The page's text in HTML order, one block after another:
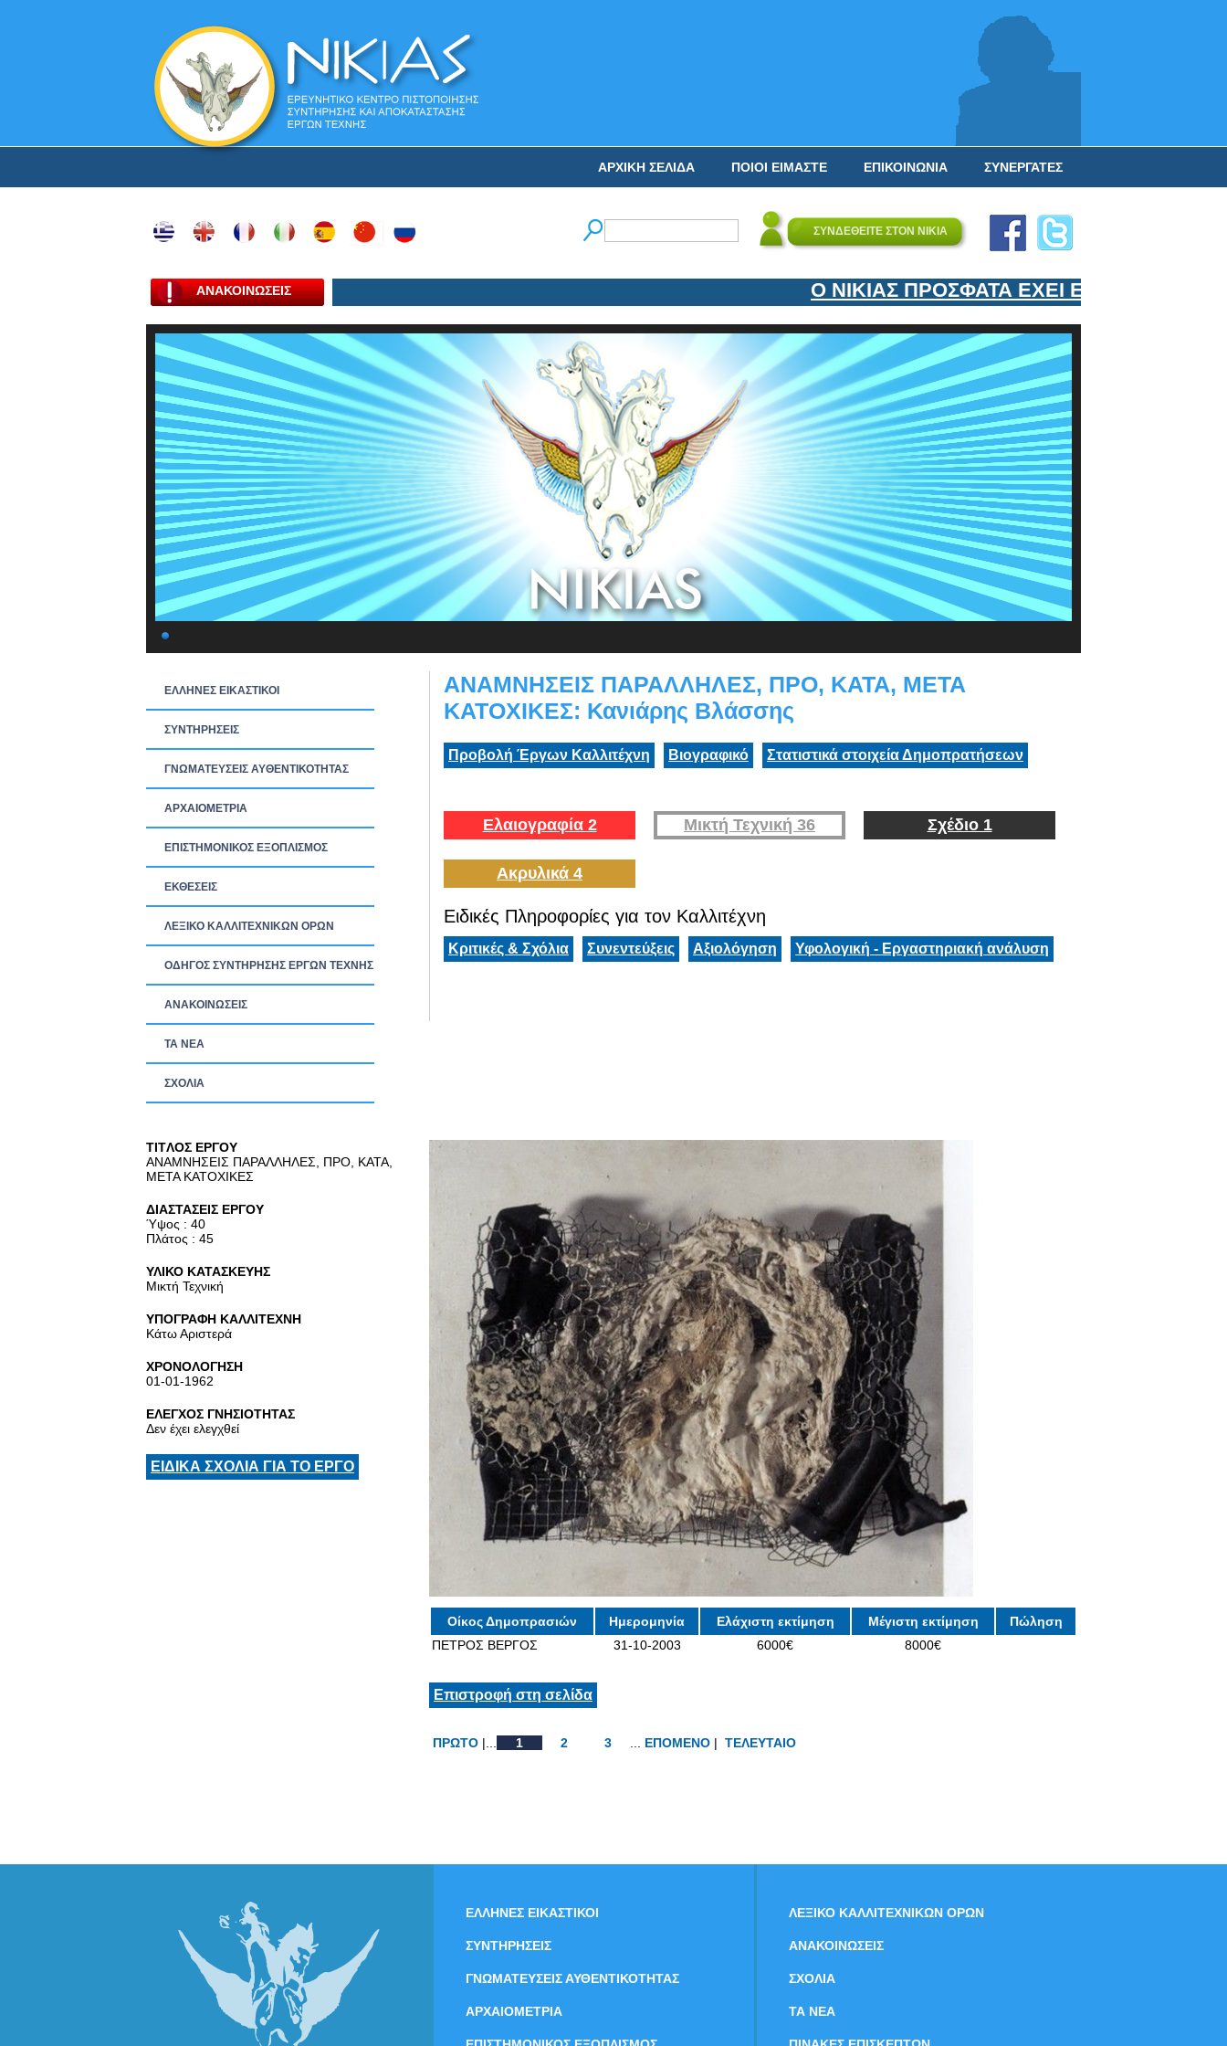
ΣΥΝΕΡΓΑΤΕΣ
ΕΠΙΚΟΙΝΩΝΙΑ
ΠΟΙΟΙ ΕΙΜΑΣΤΕ
ΑΡΧΙΚΗ ΣΕΛΙΔΑ
ΣΥΝΔΕΘΕΙΤΕ ΣΤΟΝ ΝΙΚΙΑ
ΑΝΑΚΟΙΝΩΣΕΙΣ Ο ΝΙΚΙΑΣ ΠΡΟΣΦΑΤΑ ΕΧΕΙ ΕΝΤΑΞΕΙ ΣΤΟΝ
ΕΛΛΗΝΕΣ ΕΙΚΑΣΤΙΚΟΙ
ΣΥΝΤΗΡΗΣΕΙΣ
ΓΝΩΜΑΤΕΥΣΕΙΣ ΑΥΘΕΝΤΙΚΟΤΗΤΑΣ
ΑΡΧΑΙΟΜΕΤΡΙΑ
ΕΠΙΣΤΗΜΟΝΙΚΟΣ ΕΞΟΠΛΙΣΜΟΣ
ΕΚΘΕΣΕΙΣ
ΛΕΞΙΚΟ ΚΑΛΛΙΤΕΧΝΙΚΩΝ ΟΡΩΝ
ΟΔΗΓΟΣ ΣΥΝΤΗΡΗΣΗΣ ΕΡΓΩΝ ΤΕΧΝΗΣ
ΑΝΑΚΟΙΝΩΣΕΙΣ
ΤΑ ΝEΑ
ΣΧΟΛΙΑ
ΑΝΑΜΝΗΣΕΙΣ ΠΑΡΑΛΛΗΛΕΣ, ΠΡΟ, ΚΑΤΑ, ΜΕΤΑ
ΚΑΤΟΧΙΚΕΣ: Κανιάρης Βλάσσης
Προβολή Έργων Καλλιτέχνη Βιογραφικό Στατιστικά στοιχεία Δημοπρατήσεων
Ελαιογραφία 2 Μικτή Τεχνική 36 Σχέδιο 1
Ακρυλικά 4
Ειδικές Πληροφορίες για τον Καλλιτέχνη
Κριτικές & Σχόλια Συνεντεύξεις Αξιολόγηση Υφολογική - Εργαστηριακή ανάλυση
TITΛΟΣ ΕΡΓΟΥ
ΑΝΑΜΝΗΣΕΙΣ ΠΑΡΑΛΛΗΛΕΣ, ΠΡΟ, ΚΑΤΑ,
ΜΕΤΑ ΚΑΤΟΧΙΚΕΣ
ΔΙΑΣΤΑΣΕΙΣ ΕΡΓΟΥ
Ύψος : 40
Πλάτος : 45
ΥΛΙΚΟ ΚΑΤΑΣΚΕΥΗΣ
Μικτή Τεχνική
ΥΠΟΓΡΑΦΗ ΚΑΛΛΙΤΕΧΝΗ
Κάτω Αριστερά
ΧΡΟΝΟΛΟΓΗΣΗ
01-01-1962
ΕΛΕΓΧΟΣ ΓΝΗΣΙΟΤΗΤΑΣ
Δεν έχει ελεγχθεί
ΕΙΔΙΚΑ ΣΧΟΛΙΑ ΓΙΑ ΤΟ ΕΡΓΟ
Οίκος Δημοπρασιών Ημερομηνία Ελάχιστη εκτίμηση Μέγιστη εκτίμηση
Πώληση
ΠΕΤΡΟΣ ΒΕΡΓΟΣ
31-10-2003 6000€ 8000€
Επιστροφή στη σελίδα
ΠΡΩΤΟ |... 1 2 3 ΕΠΟΜΕΝΟ | ΤΕΛΕΥΤΑΙΟ
ΕΛΛΗΝΕΣ ΕΙΚΑΣΤΙΚΟΙ
ΣΥΝΤΗΡΗΣΕΙΣ
ΓΝΩΜΑΤΕΥΣΕΙΣ ΑΥΘΕΝΤΙΚΟΤΗΤΑΣ
ΑΡΧΑΙΟΜΕΤΡΙΑ
ΛΕΞΙΚΟ ΚΑΛΛΙΤΕΧΝΙΚΩΝ ΟΡΩΝ
ΑΝΑΚΟΙΝΩΣΕΙΣ
ΣΧΟΛΙΑ
ΤΑ ΝEΑ